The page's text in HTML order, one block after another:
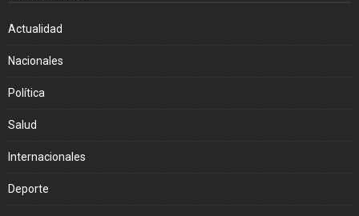
Actualidad
Nacionales
Política
Salud
Internacionales
Deporte